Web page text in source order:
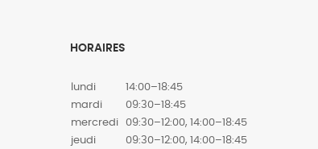
HORAIRES
lundi
14:00–18:45
mardi
09:30–18:45
mercredi
09:30–12:00, 14:00–18:45
jeudi
09:30–12:00, 14:00–18:45